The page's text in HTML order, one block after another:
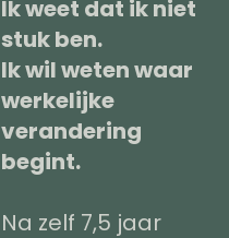
Ik weet dat ik niet
stuk ben.
Ik wil weten waar
werkelijke
verandering
begint.
Na zelf 7,5 jaar